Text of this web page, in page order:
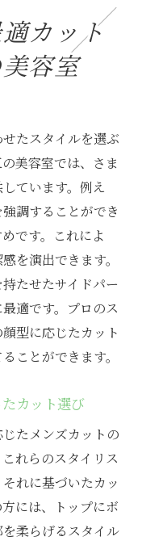
カット
容室
たスタイルを選ぶ
美容室では、さま
ています。例え
調することができ
です。これによ
を演出できます。
たせたサイドパー
適です。プロのス
型に応じたカット
ことができます。
カット選び
たメンズカットの
れらのスタイリス
れに基づいたカッ
には、トップにボ
柔らげるスタイル